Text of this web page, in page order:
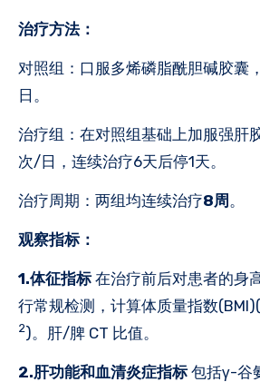
‌治疗方法‌：
对照组：口服多烯磷脂酰胆碱胶囊
日。
治疗组：在对照组基础上加服强肝
次/日，连续治疗6天后停1天。
‌治疗周期‌：两组均连续治疗8周 。
观察指标：
1.体征指标在治疗前后对患者的身
行常规检测，计算体质量指数
2)。肝/脾 CT 比值。
2.肝功能和血清炎症指标包括γ-谷